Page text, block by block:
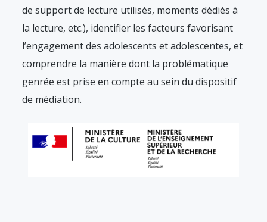
de support de lecture utilisés, moments dédiés à
la lecture, etc.), identifier les facteurs favorisant
l’engagement des adolescents et adolescentes, et
comprendre la manière dont la problématique
genrée est prise en compte au sein du dispositif
de médiation.